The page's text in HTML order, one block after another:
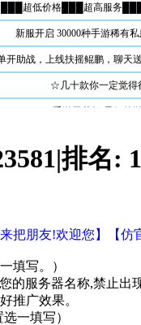
|排名: 1
把朋友!欢迎您】【仿
填写。）
服务器名称,禁止出现
广效果。
一填写）